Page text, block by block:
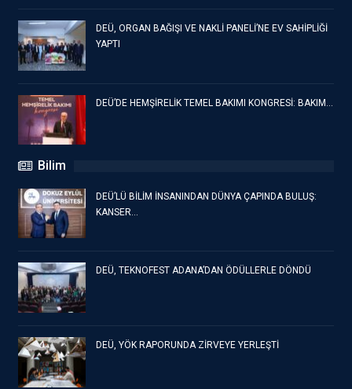
DEÜ, ORGAN BAĞIŞI VE NAKLİ PANELİ’NE EV SAHİPLİĞİ
YAPTI
DEÜ’DE HEMŞİRELİK TEMEL BAKIMI KONGRESİ: BAKIM…
Bilim
DEÜ’LÜ BİLİM İNSANINDAN DÜNYA ÇAPINDA BULUŞ:
KANSER…
DEÜ, TEKNOFEST ADANA’DAN ÖDÜLLERLE DÖNDÜ
DEÜ, YÖK RAPORUNDA ZİRVEYE YERLEŞTİ